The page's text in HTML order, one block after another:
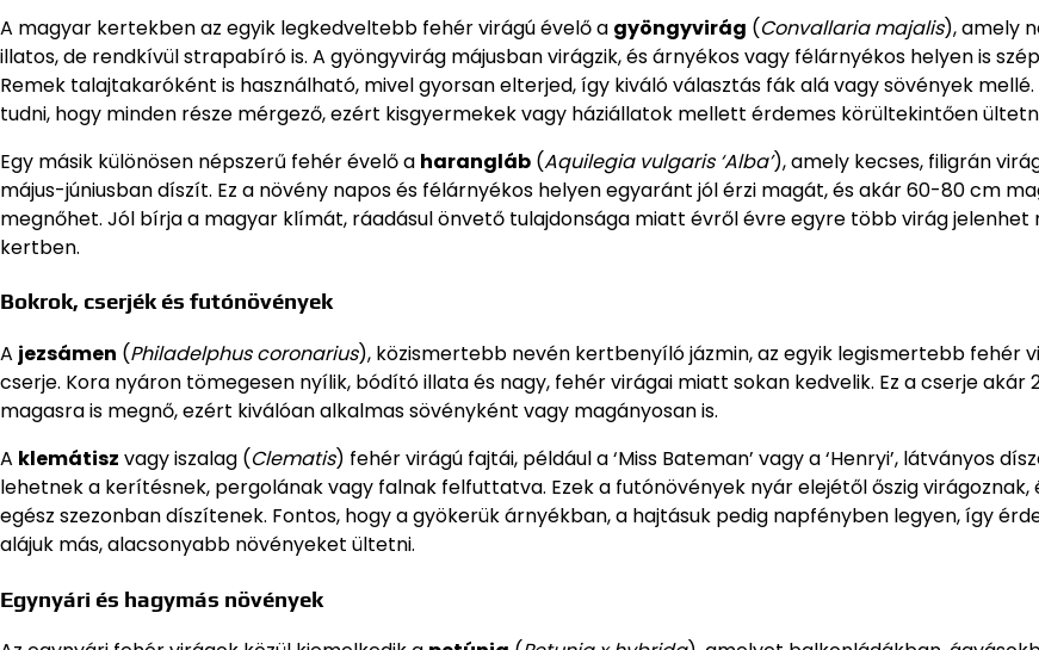
A magyar kertekben az egyik legkedveltebb fehér virágú évelő a gyöngyvirág (Convallaria majalis), amely
illatos, de rendkívül strapabíró is. A gyöngyvirág májusban virágzik, és árnyékos vagy félárnyékos helyen is
Remek talajtakaróként is használható, mivel gyorsan elterjed, így kiváló választás fák alá vagy sövények
tudni, hogy minden része mérgező, ezért kisgyermekek vagy háziállatok mellett érdemes körültekintően
Egy másik különösen népszerű fehér évelő a harangláb (Aquilegia vulgaris ‘Alba’), amely kecses, filigrán
május-júniusban díszít. Ez a növény napos és félárnyékos helyen egyaránt jól érzi magát, és akár 60-80 cm
megnőhet. Jól bírja a magyar klímát, ráadásul önvető tulajdonsága miatt évről évre egyre több virág jelenhet
kertben.
Bokrok, cserjék és futónövények
A jezsámen (Philadelphus coronarius), közismertebb nevén kertbenyíló jázmin, az egyik legismertebb fehér
cserje. Kora nyáron tömegesen nyílik, bódító illata és nagy, fehér virágai miatt sokan kedvelik. Ez a cserje akár
magasra is megnő, ezért kiválóan alkalmas sövényként vagy magányosan is.
A klemátisz vagy iszalag (Clematis) fehér virágú fajtái, például a ‘Miss Bateman’ vagy a ‘Henryi’, látványos
lehetnek a kerítésnek, pergolának vagy falnak felfuttatva. Ezek a futónövények nyár elejétől őszig virágoznak,
egész szezonban díszítenek. Fontos, hogy a gyökerük árnyékban, a hajtásuk pedig napfényben legyen, így
alájuk más, alacsonyabb növényeket ültetni.
Egynyári és hagymás növények